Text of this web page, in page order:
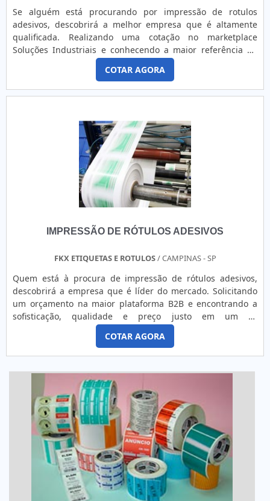
Se alguém está procurando por impressão de rotulos
adesivos, descobrirá a melhor empresa que é altamente
qualificada. Realizando uma cotação no marketplace
Soluções Industriais e conhecendo a maior referência no
mercado em seu próprio segmento.É importante lembrar
que o produto deve sempre ser adquirido com empresas
especializadas no segmento. Esse tipo de cuidado ajuda a
garantir a qualidade e durabilidade dos materiais, além de
COTAR AGORA
IMPRESSÃO DE RÓTULOS ADESIVOS
FKX ETIQUETAS E ROTULOS/ CAMPINAS - SP
Quem está à procura de impressão de rótulos adesivos,
descobrirá a empresa que é líder do mercado. Solicitando
um orçamento na maior plataforma B2B e encontrando a
sofisticação, qualidade e preço justo em um só
lugar.Quando a questão é impressão de rótulos, com os
profissionais especializados da FKX Etiquetas e Rótulos
poderá encontrar precisão com rótulos e etiquetas
INTERESSANTES SOBRE IMPRES...
COTAR AGORA